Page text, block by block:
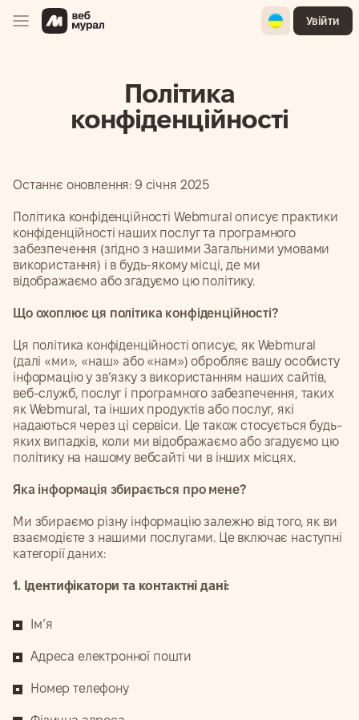
UkrainianУвійти
Політика
конфіденційності
Останнє оновлення: 9 січня 2025
Політика конфіденційності Webmural описує практики
конфіденційності наших послуг та програмного
забезпечення (згідно з нашими Загальними умовами
використання) і в будь-якому місці, де ми
відображаємо або згадуємо цю політику.
Що охоплює ця політика конфіденційності?
Ця політика конфіденційності описує, як Webmural
(далі «ми», «наш» або «нам») обробляє вашу особисту
інформацію у зв’язку з використанням наших сайтів,
веб-служб, послуг і програмного забезпечення, таких
як Webmural, та інших продуктів або послуг, які
надаються через ці сервіси. Це також стосується будь-
яких випадків, коли ми відображаємо або згадуємо цю
політику на нашому вебсайті чи в інших місцях.
Яка інформація збирається про мене?
Ми збираємо різну інформацію залежно від того, як ви
взаємодієте з нашими послугами. Це включає наступні
категорії даних:
1. Ідентифікатори та контактні дані:
Ім’я
Адреса електронної пошти
Номер телефону